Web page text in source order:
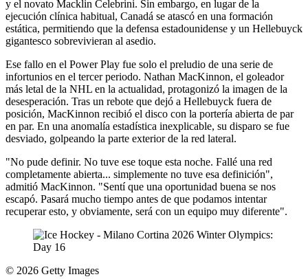
y el novato Macklin Celebrini. Sin embargo, en lugar de la
ejecución clínica habitual, Canadá se atascó en una formación
estática, permitiendo que la defensa estadounidense y un Hellebuyck
gigantesco sobrevivieran al asedio.
Ese fallo en el Power Play fue solo el preludio de una serie de
infortunios en el tercer periodo. Nathan MacKinnon, el goleador
más letal de la NHL en la actualidad, protagonizó la imagen de la
desesperación. Tras un rebote que dejó a Hellebuyck fuera de
posición, MacKinnon recibió el disco con la portería abierta de par
en par. En una anomalía estadística inexplicable, su disparo se fue
desviado, golpeando la parte exterior de la red lateral.
"No pude definir. No tuve ese toque esta noche. Fallé una red
completamente abierta... simplemente no tuve esa definición",
admitió MacKinnon. "Sentí que una oportunidad buena se nos
escapó. Pasará mucho tiempo antes de que podamos intentar
recuperar esto, y obviamente, será con un equipo muy diferente".
© 2026 Getty Images